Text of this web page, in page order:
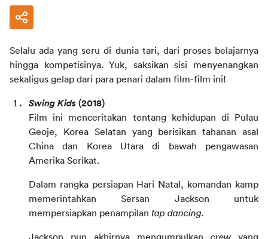
Selalu ada yang seru di dunia tari, dari proses belajarnya
hingga kompetisinya. Yuk, saksikan sisi menyenangkan
sekaligus gelap dari para penari dalam film-film ini!
Swing Kids (2018)
Film ini menceritakan tentang kehidupan di Pulau
Geoje, Korea Selatan yang berisikan tahanan asal
China dan Korea Utara di bawah pengawasan
Amerika Serikat.
Dalam rangka persiapan Hari Natal, komandan kamp
memerintahkan Sersan Jackson untuk
mempersiapkan penampilan tap dancing.